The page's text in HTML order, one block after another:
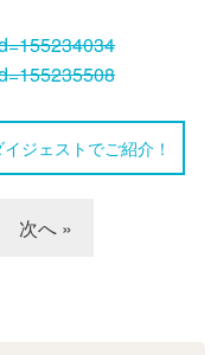
ジェストでご紹介！
次へ »